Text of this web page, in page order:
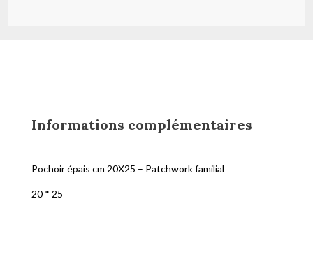
Informations complémentaires
Pochoir épais cm 20X25 – Patchwork familial
20 * 25